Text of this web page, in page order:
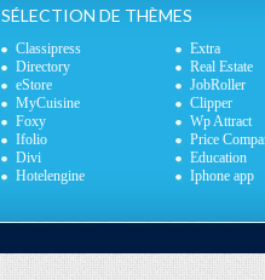
SÉLECTION DE THÈMES
Classipress
Extra
Directory
Real Estate
eStore
JobRoller
MyCuisine
Clipper
Foxy
Wp Attract
Ifolio
Price
Divi
Education
Hotelengine
Iphone app